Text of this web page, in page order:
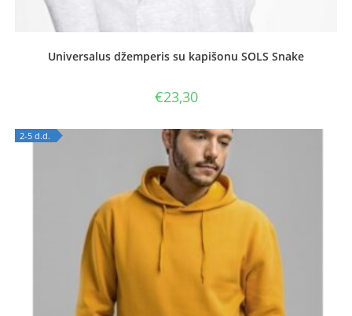
Universalus džemperis su kapišonu SOLS Snake
€23,30
2-5 d.d.